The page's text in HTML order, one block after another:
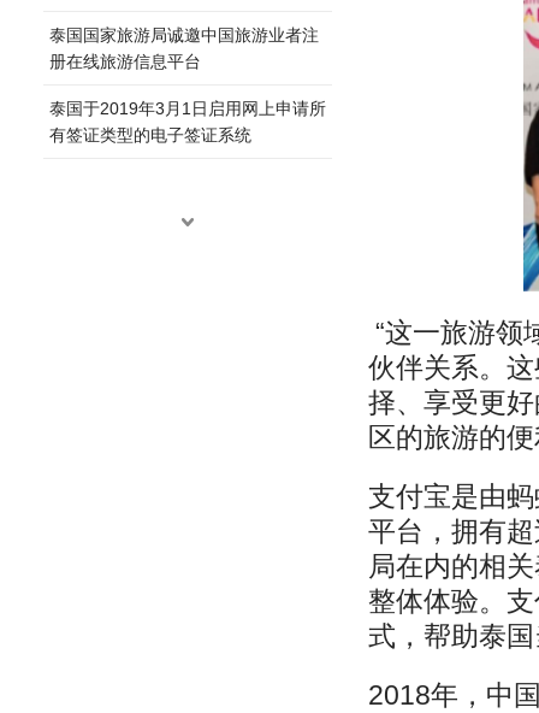
泰国国家旅游局诚邀中国旅游业者注
册在线旅游信息平台
泰国于2019年3月1日启用网上申请所
有签证类型的电子签证系统
“这一旅游领
伙伴关系。
择、享受更
区的旅游的
支付宝是由
平台，拥有
局在内的相
整体体验。
式，帮助泰
2018年，中